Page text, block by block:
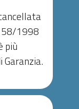
58/1998
più